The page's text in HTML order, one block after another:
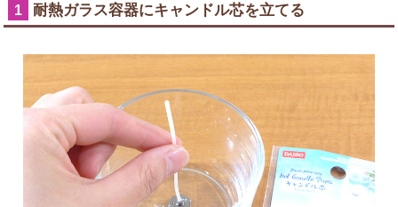
1 耐熱ガラス容器にキャンドル芯を立てる